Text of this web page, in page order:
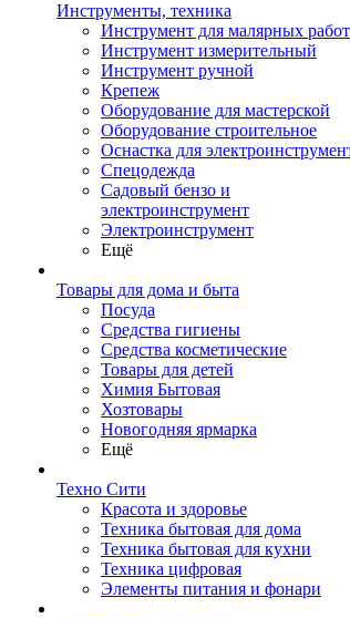
Инструменты, техника
Инструмент для малярных работ
Инструмент измерительный
Инструмент ручной
Крепеж
Оборудование для мастерской
Оборудование строительное
Оснастка для
Спецодежда
Садовый бензо и
электроинструмент
Электроинструмент
Ещё
Товары для дома и быта
Посуда
Средства гигиены
Средства косметические
Товары для детей
Химия Бытовая
Хозтовары
Новогодняя ярмарка
Ещё
Техно Сити
Красота и здоровье
Техника бытовая для дома
Техника бытовая для кухни
Техника цифровая
Элементы питания и фонари